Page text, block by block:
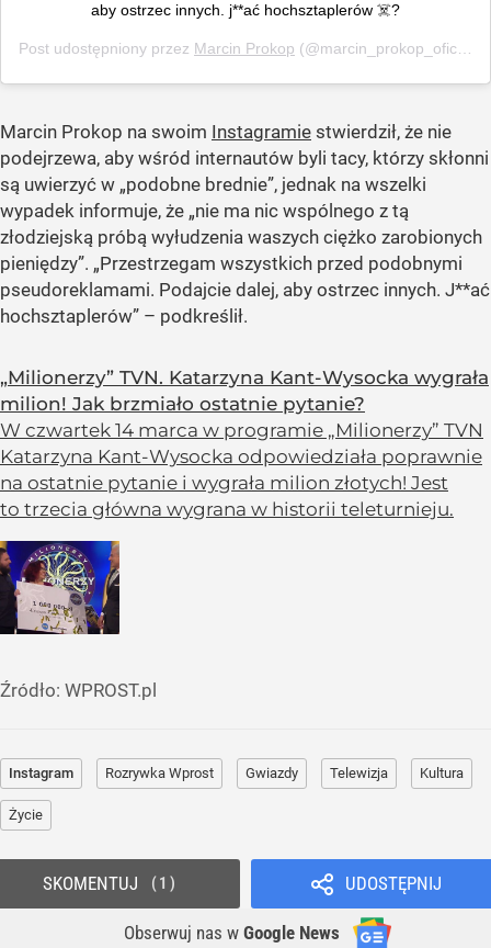
aby ostrzec innych. j**ać hochsztaplerów ☠️?
Post udostępniony przez Marcin Prokop (@marcin_prokop_oficjalny)
Marcin Prokop na swoim Instagramie stwierdził, że nie
podejrzewa, aby wśród internautów byli tacy, którzy skłonni
są uwierzyć w „podobne brednie”, jednak na wszelki
wypadek informuje, że „nie ma nic wspólnego z tą
złodziejską próbą wyłudzenia waszych ciężko zarobionych
pieniędzy”. „Przestrzegam wszystkich przed podobnymi
pseudoreklamami. Podajcie dalej, aby ostrzec innych. J**ać
hochsztaplerów” – podkreślił.
„Milionerzy” TVN. Katarzyna Kant-Wysocka wygrała
milion! Jak brzmiało ostatnie pytanie?
W czwartek 14 marca w programie „Milionerzy” TVN
Katarzyna Kant-Wysocka odpowiedziała poprawnie
na ostatnie pytanie i wygrała milion złotych! Jest
to trzecia główna wygrana w historii teleturnieju.
Źródło: WPROST.pl
Instagram Rozrywka Wprost Gwiazdy Telewizja Kultura
Życie
UDOSTĘPNIJ
Obserwuj nas w Google News
SKOMENTUJ 1